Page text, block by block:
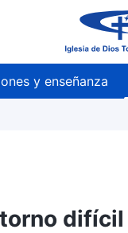
y enseñanza
difícil